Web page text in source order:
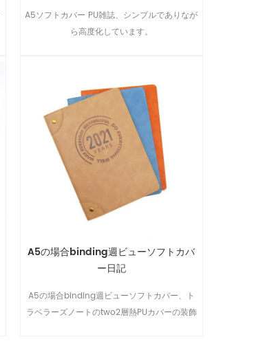
A5ソフトカバー PU雑誌、シンプルでありなが
ら高度化しています。
A5の場合binding週ビューソフトカバ
ー日記
A5の場合binding週ビューソフトカバー、ト
ラベラーズノートのtwo2層熱PUカバーの装飾